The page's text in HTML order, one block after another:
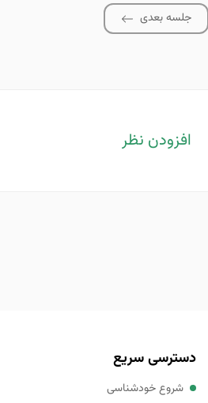
جلسه بعدی
افزودن نظر
دسترسی سریع
شروع خودشناسی